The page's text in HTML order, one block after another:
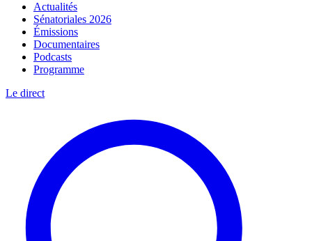
Actualités
Sénatoriales 2026
Émissions
Documentaires
Podcasts
Programme
Le direct